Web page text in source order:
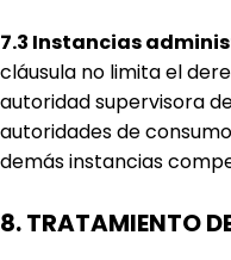
7.3 Instancias
cláusula no limita el
autoridad supervisora
autoridades de
demás instancias
8. TRATAMIENTO